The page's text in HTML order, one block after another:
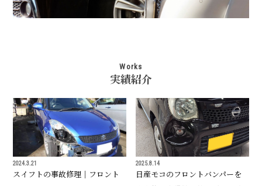
Works
実績紹介
2024.3.21
スイフトの事故修理｜フロント
2025.8.14
日産モコのフロントバンパーを